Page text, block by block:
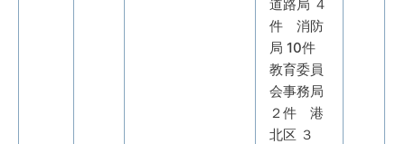
道路局 ４
件 消防
局 10件
教育委員
会事務局
２件 港
北区 ３